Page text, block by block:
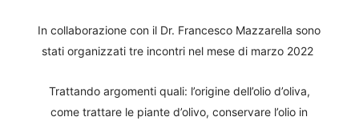
In collaborazione con il Dr. Francesco Mazzarella sono
stati organizzati tre incontri nel mese di marzo 2022
Trattando argomenti quali: l’origine dell’olio d’oliva,
come trattare le piante d’olivo, conservare l’olio in